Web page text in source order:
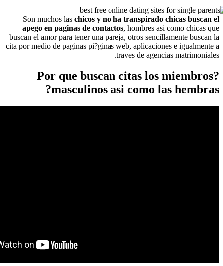
Son muchos laschicos y no ha
apego en paginas de contactos, hombres
buscan el amor para tener una pareja, otros
cita por medio de paginas pi?ginas web,
traves de
?Por que buscan citas
masculinos asi como